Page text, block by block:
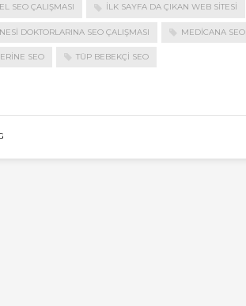
SEO ÇALIŞMASI ILK SAYFA DA ÇIKAN WEB SITESI
DOKTORLARINA SEO ÇALIŞMASI MEDICANA SEO
SEO TÜP BEBEKÇI SEO